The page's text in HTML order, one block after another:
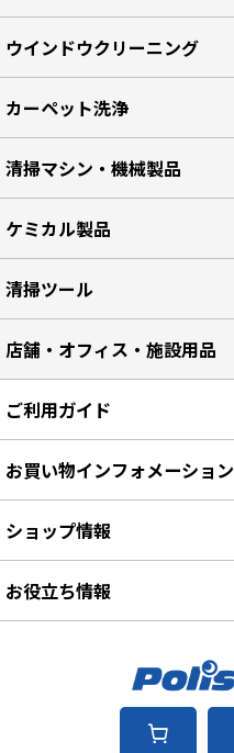
ウインドウクリーニング
カーペット洗浄
清掃マシン・機械製品
ケミカル製品
清掃ツール
店舗・オフィス・施設用品
ご利用ガイド
お買い物インフォメーション
ショップ情報
お役立ち情報